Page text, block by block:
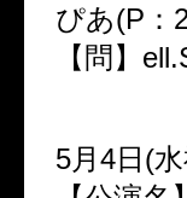
ぴあ(P：
【問】
5月4日(